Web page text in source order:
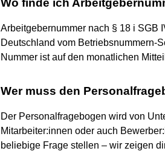
Arbeitgebernummer nach § 18 i SGB
Deutschland vom Betriebsnummern-
Nummer ist auf den monatlichen
Wer muss den
Der Personalfragebogen wird von
Mitarbeiter:innen oder auch
beliebige Frage stellen – wir zeigen